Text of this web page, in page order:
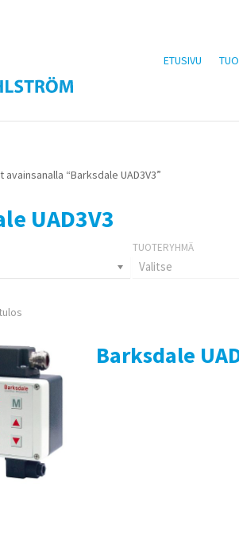
ETUSIVU
“Barksdale UAD3V3”
UAD3V3
Valitse
Barksdale